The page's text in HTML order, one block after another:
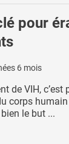
pour
6 mois
de VIH, c’est
corps
le but ...